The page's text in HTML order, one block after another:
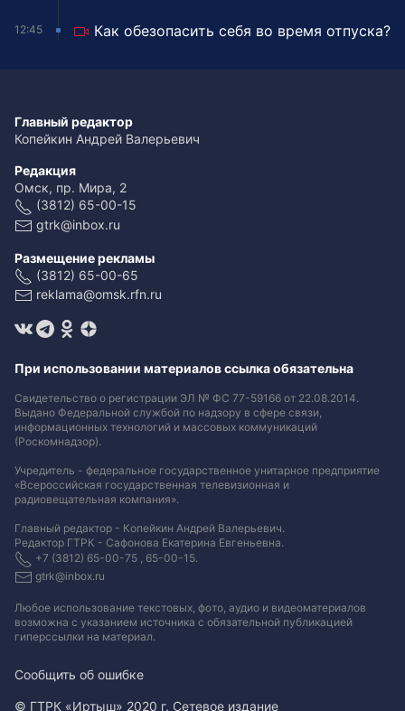
12:45 Как обезопасить себя во время отпуска?
Главный редактор
Копейкин Андрей Валерьевич
Редакция
Омск, пр. Мира, 2
(3812) 65-00-15
gtrk@inbox.ru
Размещение рекламы
(3812) 65-00-65
reklama@omsk.rfn.ru
При использовании материалов ссылка обязательна
Свидетельство о регистрации ЭЛ № ФС 77-59166 от 22.08.2014.
Выдано Федеральной службой по надзору в сфере связи,
информационных технологий и массовых коммуникаций
(Роскомнадзор).
Учредитель - федеральное государственное унитарное предприятие
«Всероссийская государственная телевизионная и
радиовещательная компания».
Главный редактор - Копейкин Андрей Валерьевич.
Редактор ГТРК - Сафонова Екатерина Евгеньевна.
+7 (3812) 65-00-75 , 65-00-15.
gtrk@inbox.ru
Любое использование текстовых, фото, аудио и видеоматериалов
возможна с указанием источника с обязательной публикацией
гиперссылки на материал.
Сообщить об ошибке
© ГТРК «Иртыш» 2020 г. Сетевое издание